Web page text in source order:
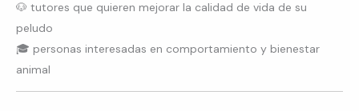
🐶 tutores que quieren mejorar la calidad de vida de su
peludo
🎓 personas interesadas en comportamiento y bienestar
animal